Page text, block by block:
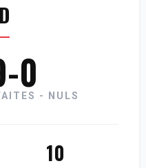
0 - NULS
10